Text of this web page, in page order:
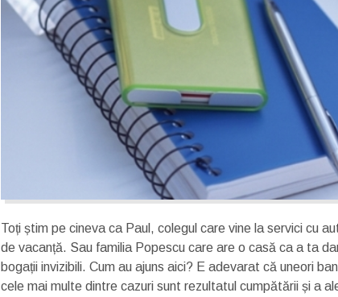
Toți știm pe cineva ca Paul, colegul care vine la servici cu
de vacanță. Sau familia Popescu care are o casă ca a ta
bogații invizibili. Cum au ajuns aici? E adevarat că uneori
cele mai multe dintre cazuri sunt rezultatul cumpătării și a